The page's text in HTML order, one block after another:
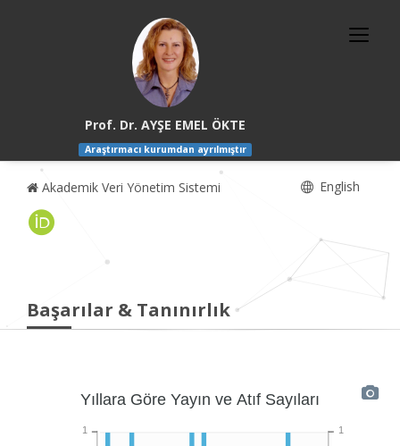
Prof. Dr. AYŞE EMEL ÖKTE
Araştırmacı kurumdan ayrılmıştır
Akademik Veri Yönetim Sistemi English
Başarılar & Tanınırlık
Yıllara Göre Yayın ve Atıf Sayıları
1
1